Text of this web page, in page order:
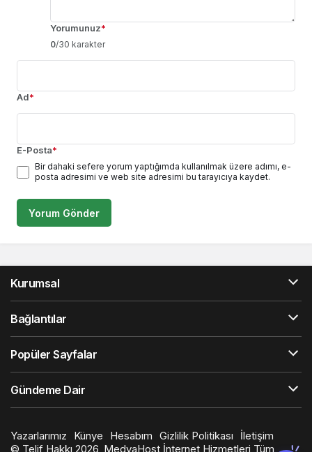
Yorumunuz*
0/30 karakter
Ad*
E-Posta*
Bir dahaki sefere yorum yaptığımda kullanılmak üzere adımı, e-
posta adresimi ve web site adresimi bu tarayıcıya kaydet.
Yorum Gönder
Kurumsal
Bağlantılar
Popüler Sayfalar
Gündeme Dair
Yazarlarımız Künye Hesabım Gizlilik Politikası
İletişim
© Telif Hakkı 2026, MedyaHost İnternet Hizmetleri Tüm